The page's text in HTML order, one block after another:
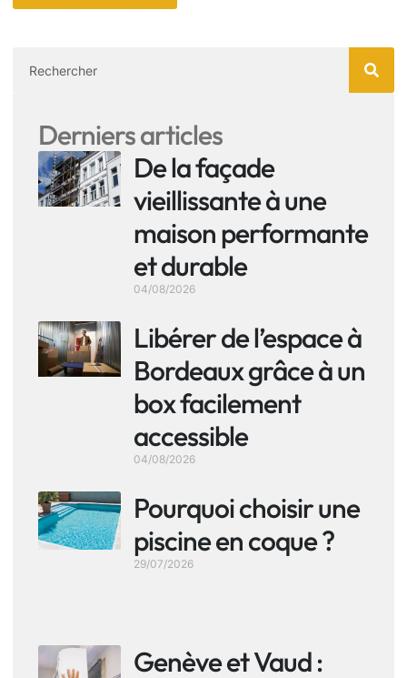
Derniers articles
De la façade
vieillissante à une
maison performante
et durable
04/08/2026
Libérer de l’espace à
Bordeaux grâce à un
box facilement
accessible
04/08/2026
Pourquoi choisir une
piscine en coque ?
29/07/2026
Genève et Vaud :